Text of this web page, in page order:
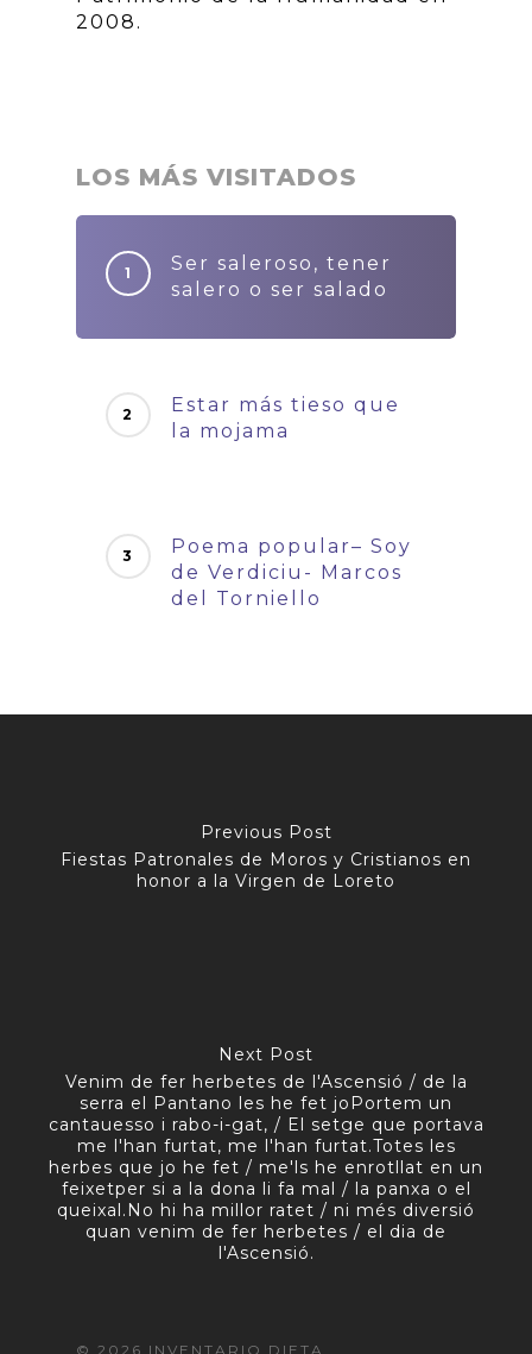
2008.
LOS MÁS VISITADOS
Ser saleroso, tener
salero o ser salado
Estar más tieso que
la mojama
Poema popular– Soy
de Verdiciu- Marcos
del Torniello
Previous Post
Fiestas Patronales de Moros y Cristianos en
honor a la Virgen de Loreto
Next Post
Venim de fer herbetes de l'Ascensió / de la
serra el Pantano les he fet joPortem un
cantauesso i rabo-i-gat, / El setge que portava
me l'han furtat, me l'han furtat.Totes les
herbes que jo he fet / me'ls he enrotllat en un
feixetper si a la dona li fa mal / la panxa o el
queixal.No hi ha millor ratet / ni més diversió
quan venim de fer herbetes / el dia de
l'Ascensió.
© 2026 INVENTARIO DIETA